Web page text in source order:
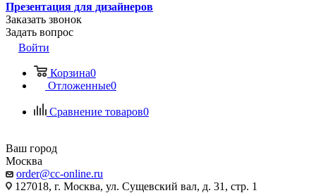
Презентация для дизайнеров
Заказать звонок
Задать вопрос
Войти
Корзина0
Отложенные0
Сравнение товаров0
Ваш город
Москва
order@cc-online.ru
127018, г. Москва, ул. Сущевский вал, д. 31, стр. 1